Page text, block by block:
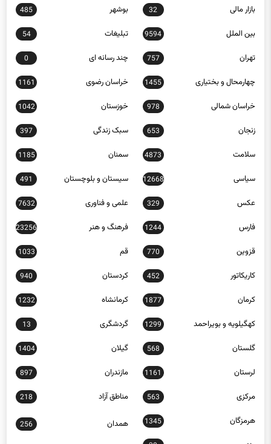
بازار مالی 32 بوشهر 485
بین الملل 9594 تبلیغات 54
تهران 757 چند رسانه ای 0
چهارمحال و بختیاری 1455 خراسان رضوی 1161
خراسان شمالی 978 خوزستان 1042
زنجان 653 سبک زندگی 397
سلامت 4873 سمنان 1185
سیاسی 12668 سیستان و بلوچستان 491
عکس 329 علمی و فناوری 7632
فارس 1244 فرهنگ و هنر 23256
قزوین 770 قم 1033
کاریکاتور 452 کردستان 940
کرمان 1877 کرمانشاه 1232
کهگیلویه و بویراحمد 1299 گردشگری 13
گلستان 568 گیلان 1404
لرستان 1161 مازندران 897
مرکزی 563 مناطق آزاد 218
هرمزگان 1345 همدان 256